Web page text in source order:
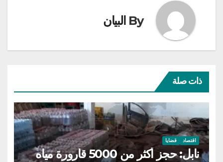
By البيان
ذات صلة
اقتصاد قضايا
نابل: حجز أكثر من 5000 قارورة مياه